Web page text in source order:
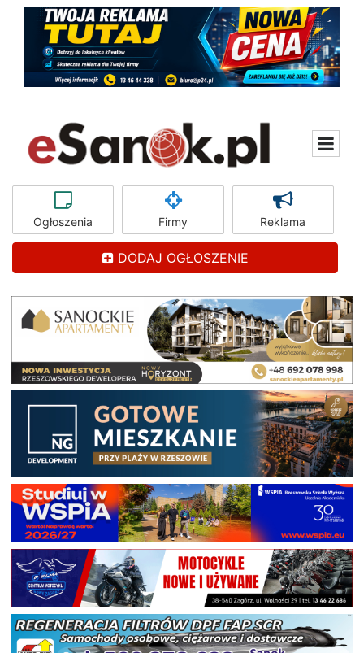
Ogłoszenia Firmy Reklama
DODAJ OGŁOSZENIE